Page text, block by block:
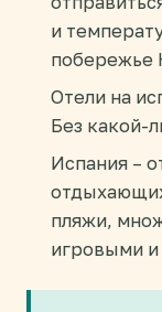
и
побережье
Отели на
Без какой-
Испания –
пляжи,
игровыми